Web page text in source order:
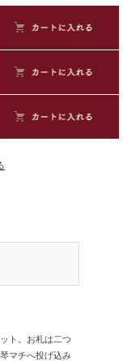
ト。お札は二つ
マチへ投げ込み